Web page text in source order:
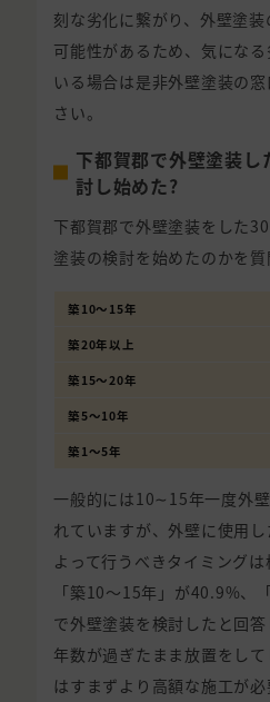
刻な劣化に繋がり、外壁塗
可能性があるため、気にな
いる場合は是非外壁塗装の
さい。
下都賀郡で外壁塗装
討し始めた?
下都賀郡で外壁塗装をした
塗装の検討を始めたのかを質
築10〜15年
築20年以上
築15〜20年
築5〜10年
築1〜5年
一般的には10∼15年一度外
れていますが、外壁に使用
よって行うべきタイミング
「築10〜15年」が40.9%、
で外壁塗装を検討したと回
年数が過ぎたまま放置をし
はすまずより高額な施工が